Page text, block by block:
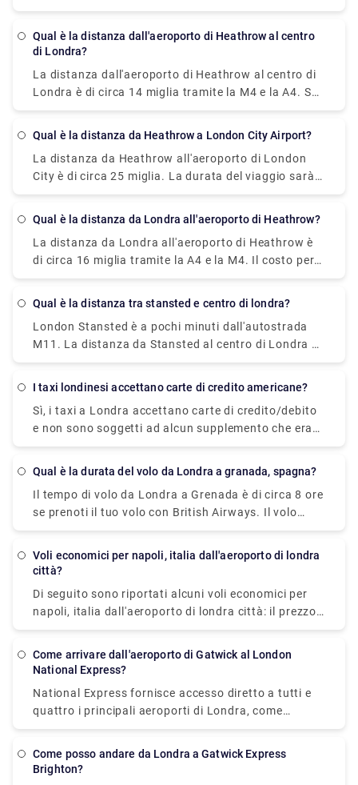
distanza tra Heathrow e gli altri aeroporti è la
distanza tra Heathrow e Stansted è di circa 60
25 miglia. La distanza da Heathrow a Luton è di
circa 34 miglia.
Qual è la distanza dall'aeroporto di Heathrow al centro
di Londra?
La distanza dall'aeroporto di Heathrow al centro di
Londra è di circa 14 miglia tramite la M4 e la A4. Se
desideri un modo più veloce per arrivarci, opta per
portano dal terminal (Heathrow Airport) al centro
città in soli 30 minuti oppure puoi anche prenotare
un taxi di trasferimento privato dal nostro sito web
(Rydeu ) che costa £ 45– £ 70 e il tempo di
percorrenza è di circa 1 ora.
Qual è la distanza da Heathrow a London City Airport?
La distanza da Heathrow all'aeroporto di London
City è di circa 25 miglia. La durata del viaggio sarà
di 1 ora in taxi, 20 minuti in treno, circa 45 minuti in
Qual è la distanza da Londra all'aeroporto di Heathrow?
La distanza da Londra all'aeroporto di Heathrow è
di circa 16 miglia tramite la A4 e la M4. Il costo per
Londra è di £ 45– £ 70 in taxi, £ 2 - £ 4 in auto e £ 5
circa 1 ora in taxi, 15-20 minuti in treno, 30 minuti in
auto. Tuttavia, la durata può variare a seconda del
traffico, dell'orario di prelievo, delle condizioni
meteorologiche e così via.
Qual è la distanza tra stansted e centro di londra?
London Stansted è a pochi minuti dall'autostrada
M11. La distanza da Stansted al centro di Londra è
di circa 40 miglia tramite la M11. Puoi arrivarci in
noleggiando un'auto.
I taxi londinesi accettano carte di credito americane?
Sì, i taxi a Londra accettano carte di credito/debito
e non sono soggetti ad alcun supplemento che era
di circa £ 1 prima. Ciò consente ai passeggeri di
desideri, puoi pagare in contanti per il tuo viaggio in
quanto non esiste una regola rigida in merito.
Qual è la durata del volo da Londra a granada, spagna?
Il tempo di volo da Londra a Grenada è di circa 8 ore
se prenoti il tuo volo con British Airways. Il volo
atterrerà prima a St Lucia in circa 6 ore, quindi
Grenada, impiegando circa 2 ore per coprire la
Voli economici per napoli, italia dall'aeroporto di londra
città?
Di seguito sono riportati alcuni voli economici per
napoli, italia dall'aeroporto di londra città: il prezzo
di partenza dei voli Ryanair è di £ 31. Il prezzo del
88). La parte migliore è che non vengono addebitate
dalla prenotazione. Se annulli la prenotazione dopo
24 ore, le spese di cancellazione per i viaggi
internazionali.
Come arrivare dall'aeroporto di Gatwick al London
National Express?
National Express fornisce accesso diretto a tutti e
quattro i principali aeroporti di Londra, come
Gatwick, Heathrow, Luton e Stansted. I loro autobus
stazione dei pullman di Victoria, Londra, fino a 11
Come posso andare da Londra a Gatwick Express
Brighton?